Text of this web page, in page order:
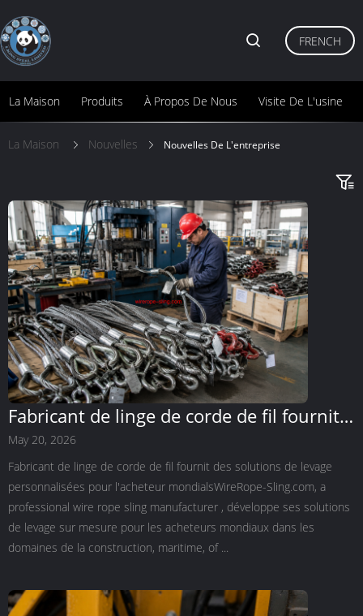
La Maison Produits À Propos De Nous Visite De L'usine
FRENCH
La Maison Nouvelles Nouvelles De L'entreprise
Fabricant de linge de corde de fil fournit
des solutions de levage personnalisées
pour les acheteurs mondiaux
May 20, 2026
Fabricant de linge de corde de fil fournit des solutions de levage
personnalisées pour l'acheteur mondialsWireRope-Sling.com, a
professional wire rope sling manufacturer , développe ses solutions
de levage sur mesure pour les acheteurs mondiaux dans les
domaines de la construction, maritime, of ...